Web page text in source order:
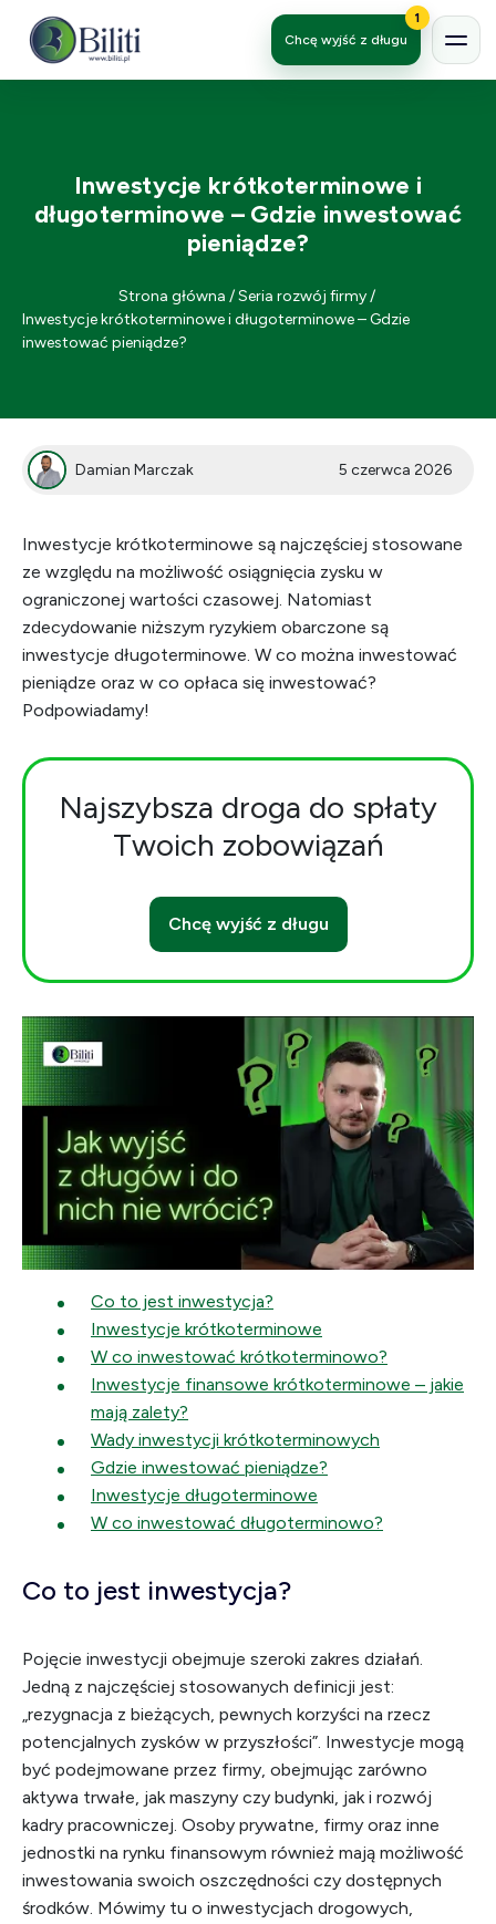
Chcę wyjść z długu
1
Inwestycje krótkoterminowe i
długoterminowe – Gdzie inwestować
pieniądze?
Strona główna /Seria rozwój firmy/
Inwestycje krótkoterminowe i długoterminowe – Gdzie
inwestować pieniądze?
Damian Marczak 5 czerwca 2026
Inwestycje krótkoterminowe są najczęściej stosowane
ze względu na możliwość osiągnięcia zysku w
ograniczonej wartości czasowej. Natomiast
zdecydowanie niższym ryzykiem obarczone są
inwestycje długoterminowe. W co można inwestować
pieniądze oraz w co opłaca się inwestować?
Podpowiadamy!
Najszybsza droga do spłaty
Twoich zobowiązań
Chcę wyjść z długu
Co to jest inwestycja?
Inwestycje krótkoterminowe
W co inwestować krótkoterminowo?
Inwestycje finansowe krótkoterminowe – jakie
mają zalety?
Wady inwestycji krótkoterminowych
Gdzie inwestować pieniądze?
Inwestycje długoterminowe
W co inwestować długoterminowo?
Co to jest inwestycja?
Pojęcie inwestycji obejmuje szeroki zakres działań.
Jedną z najczęściej stosowanych definicji jest:
„rezygnacja z bieżących, pewnych korzyści na rzecz
potencjalnych zysków w przyszłości”. Inwestycje mogą
być podejmowane przez firmy, obejmując zarówno
aktywa trwałe, jak maszyny czy budynki, jak i rozwój
kadry pracowniczej. Osoby prywatne, firmy oraz inne
jednostki na rynku finansowym również mają możliwość
inwestowania swoich oszczędności czy dostępnych
środków. Mówimy tu o inwestycjach drogowych,